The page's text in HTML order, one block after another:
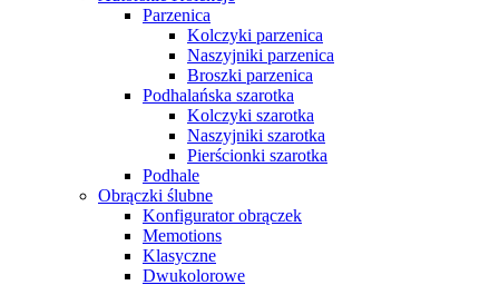
Parzenica
Kolczyki parzenica
Naszyjniki parzenica
Broszki parzenica
Podhalańska szarotka
Kolczyki szarotka
Naszyjniki szarotka
Pierścionki szarotka
Podhale
Obrączki ślubne
Konfigurator obrączek
Memotions
Klasyczne
Dwukolorowe